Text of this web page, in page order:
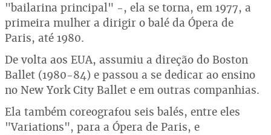
"bailarina principal" -, ela se torna, em 1977, a
primeira mulher a dirigir o balé da Ópera de
Paris, até 1980.
De volta aos EUA, assumiu a direção do Boston
Ballet (1980-84) e passou a se dedicar ao ensino
no New York City Ballet e em outras companhias.
Ela também coreografou seis balés, entre eles
"Variations", para a Ópera de Paris, e